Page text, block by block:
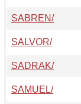
SABREN/
SALVOR/
SADRAK/
SAMUEL/